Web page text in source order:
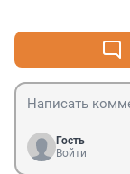
Гость
Войти